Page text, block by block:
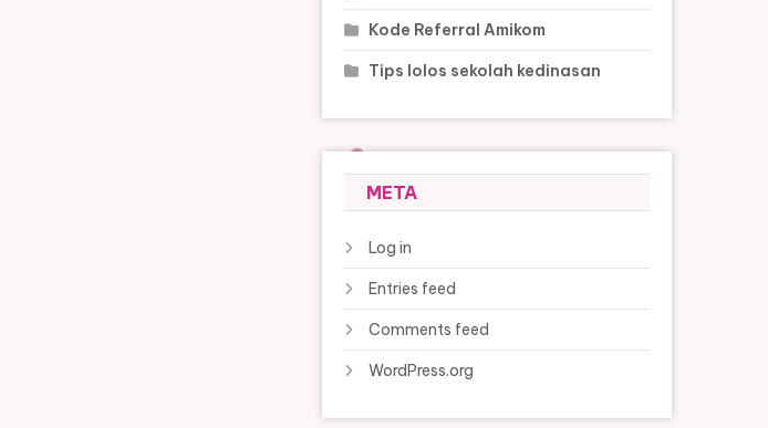
Kode Referral Amikom
Tips lolos sekolah kedinasan
META
Log in
Entries feed
Comments feed
WordPress.org